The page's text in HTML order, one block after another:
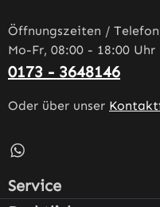
Öffnungszeiten /
Mo-Fr, 08:00 - 18:00 Uhr
0173 - 3648146
Oder über unser
Schreib uns auf
Service